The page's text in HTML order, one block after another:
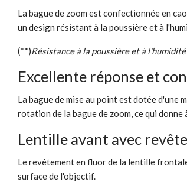
La bague de zoom est confectionnée en
un design résistant à la poussière et à
(**)Résistance à la poussière et à
Excellente réponse et
La bague de mise au point est dotée d'une
rotation de la bague de zoom, ce qui
Lentille avant avec
Le revêtement en fluor de la lentille
surface de l'objectif.